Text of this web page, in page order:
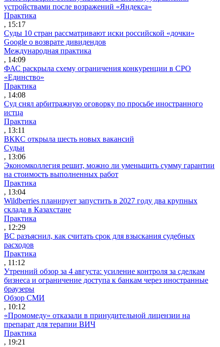
устройствами после возражений «Яндекса»
Практика
, 15:17
Суды 10 стран рассматривают иски российской «дочки»
Google о возврате дивидендов
Международная практика
, 14:09
ФАС раскрыла схему ограничения конкуренции в СРО
«Единство»
Практика
, 14:08
Суд снял арбитражную оговорку по просьбе иностранного
истца
Практика
, 13:11
ВККС открыла шесть новых вакансий
Судьи
, 13:06
Экономколлегия решит, можно ли уменьшить сумму гарантии
на стоимость выполненных работ
Практика
, 13:04
Wildberries планирует запустить в 2027 году два крупных
склада в Казахстане
Практика
, 12:29
ВС разъяснил, как считать срок для взыскания судебных
расходов
Практика
, 11:12
Утренний обзор за 4 августа: усиление контроля за сделкам
бизнеса и ограничение доступа к банкам через иностранные
браузеры
Обзор СМИ
, 10:12
«Промомеду» отказали в принудительной лицензии на
препарат для терапии ВИЧ
Практика
, 19:21